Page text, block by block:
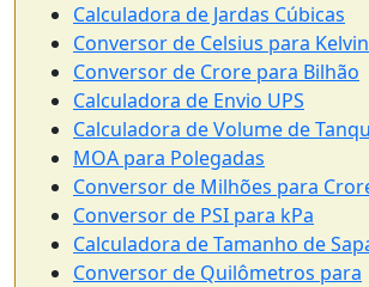
Calculadora de Jardas Cúbicas
Conversor de Celsius para Kelvin
Conversor de Crore para Bilhão
Calculadora de Envio UPS
Calculadora de Volume de
MOA para Polegadas
Conversor de Milhões para
Conversor de PSI para kPa
Calculadora de Tamanho de
Conversor de Quilômetros para